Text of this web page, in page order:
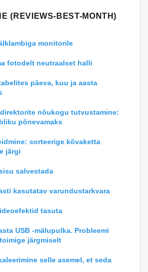
(REVIEWS-BEST-MONTH)
monitorile
fotodelt neutraalset halli
päeva, kuu ja aasta
nõukogu tutvustamine:
põnevamaks
sorteerige kõvaketta
järgi
salvestada
kasutatav varundustarkvara
tasuta
USB -mälupulka. Probleemi
järgmiselt
selle asemel, et seda